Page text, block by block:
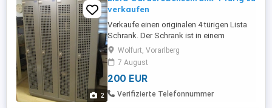
2
verkaufen
Verkaufe einen originalen 4 türigen Lista
Schrank. Der Schrank ist in einem
neuwertigen Zustand da er in einer
Wohnung steht und kaum benützt worden
ist
Wolfurt, Vorarlberg
7 August
200 EUR
Verifizierte Telefonnummer